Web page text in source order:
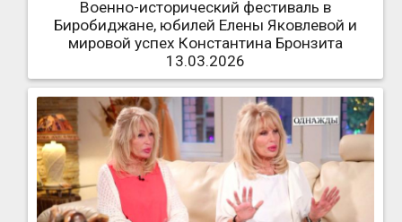
Военно-исторический фестиваль в
Биробиджане, юбилей Елены Яковлевой и
мировой успех Константина Бронзита
13.03.2026